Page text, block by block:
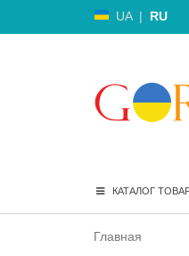
UA | RU
КАТАЛОГ
Главная